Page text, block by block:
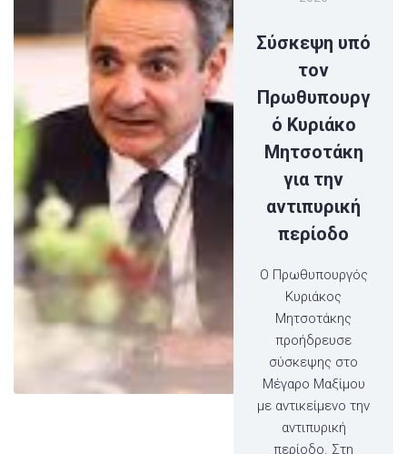
Σύσκεψη υπό
τον
Πρωθυπουργ
ό Κυριάκο
Μητσοτάκη
για την
αντιπυρική
περίοδο
Ο Πρωθυπουργός
Κυριάκος
Μητσοτάκης
προήδρευσε
σύσκεψης στο
Μέγαρο Μαξίμου
με αντικείμενο την
αντιπυρική
περίοδο. Στη